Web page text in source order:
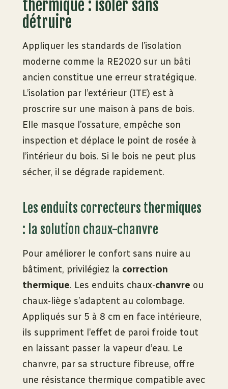
thermique : isoler sans
détruire
Appliquer les standards de l’isolation
moderne comme la RE2020 sur un bâti
ancien constitue une erreur stratégique.
L’isolation par l’extérieur (ITE) est à
proscrire sur une maison à pans de bois.
Elle masque l’ossature, empêche son
inspection et déplace le point de rosée à
l’intérieur du bois. Si le bois ne peut plus
sécher, il se dégrade rapidement.
Les enduits correcteurs thermiques
: la solution chaux-chanvre
Pour améliorer le confort sans nuire au
bâtiment, privilégiez la correction
thermique. Les enduits chaux-chanvre ou
chaux-liège s’adaptent au colombage.
Appliqués sur 5 à 8 cm en face intérieure,
ils suppriment l’effet de paroi froide tout
en laissant passer la vapeur d’eau. Le
chanvre, par sa structure fibreuse, offre
une résistance thermique compatible avec